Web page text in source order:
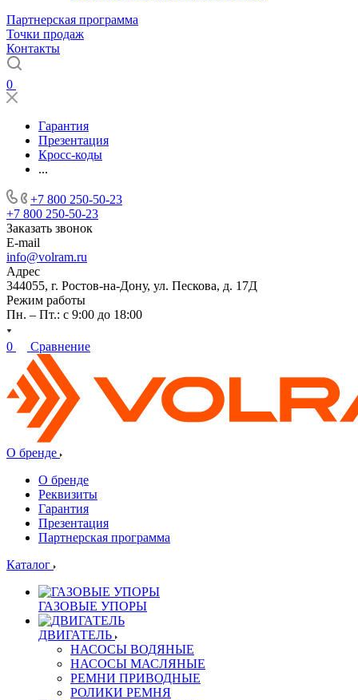
Партнерская программа
Точки продаж
Контакты
0
Гарантия
Презентация
Кросс-коды
...
+7 800 250-50-23
+7 800 250-50-23
Заказать звонок
E-mail
info@volram.ru
Адрес
344055, г. Ростов-на-Дону, ул. Пескова, д. 17Д
Режим работы
Пн. – Пт.: с 9:00 до 18:00
0 Сравнение
О бренде
О бренде
Реквизиты
Гарантия
Презентация
Партнерская программа
Каталог
ГАЗОВЫЕ УПОРЫ
ДВИГАТЕЛЬ
НАСОСЫ ВОДЯНЫЕ
НАСОСЫ МАСЛЯНЫЕ
РЕМНИ ПРИВОДНЫЕ
РОЛИКИ РЕМНЯ